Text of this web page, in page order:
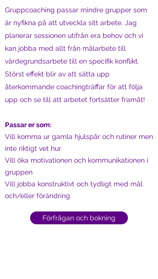
Gruppcoaching passar mindre grupper som
är nyfikna på att utveckla sitt arbete. Jag
planerar sessionen utifrån era behov och vi
kan jobba med allt från målarbete till
värdegrundsarbete till en specifik konflikt.
Störst effekt blir av att sätta upp
återkommande coachingträffar för att följa
upp och se till att arbetet fortsätter framåt!
Passar er som:
Vill komma ur gamla hjulspår och rutiner men
inte riktigt vet hur
Vill öka motivationen och kommunikationen i
gruppen
Vill jobba konstruktivt och tydligt med mål
och/eller förändring
Förfrågan och bokning